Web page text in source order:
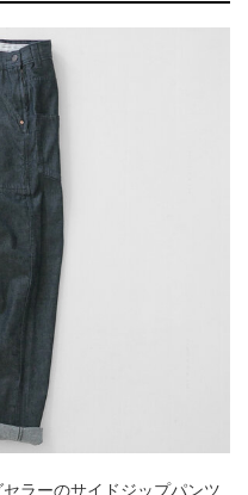
ラーのサイドジップパンツ